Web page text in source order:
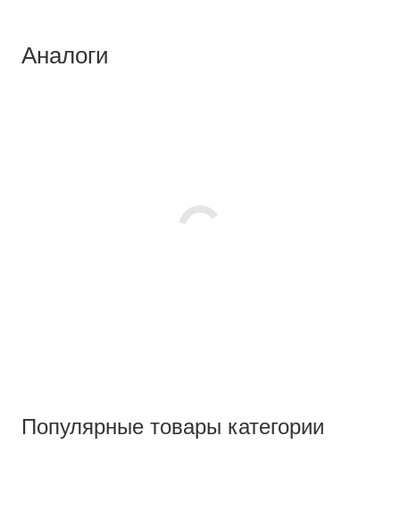
Аналоги
Популярные товары категории